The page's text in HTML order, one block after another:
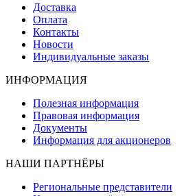
Доставка
Оплата
Контакты
Новости
Индивидуальные заказы
ИНФОРМАЦИЯ
Полезная информация
Правовая информация
Документы
Информация для акционеров
НАШИ ПАРТНЁРЫ
Региональные представители